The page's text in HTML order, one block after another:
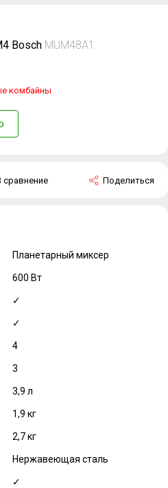
Bosch MUM48A1
комбайны
Поделиться
сравнение
Планетарный миксер
600 Вт
✓
✓
4
3
3,9 л
1,9 кг
2,7 кг
Нержавеющая сталь
✓